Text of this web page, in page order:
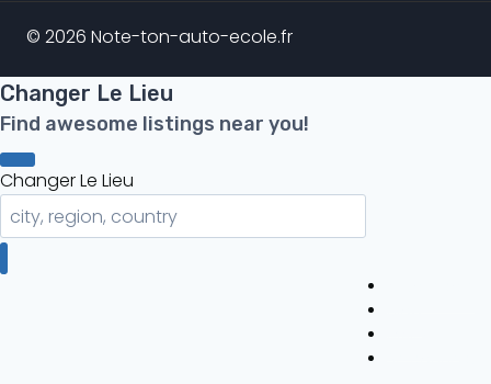
© 2026 Note-ton-auto-ecole.fr
Changer Le Lieu
Find awesome listings near you!
Changer Le Lieu